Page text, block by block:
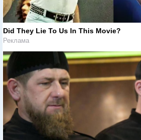
Did They Lie To Us In This Movie?
Реклама